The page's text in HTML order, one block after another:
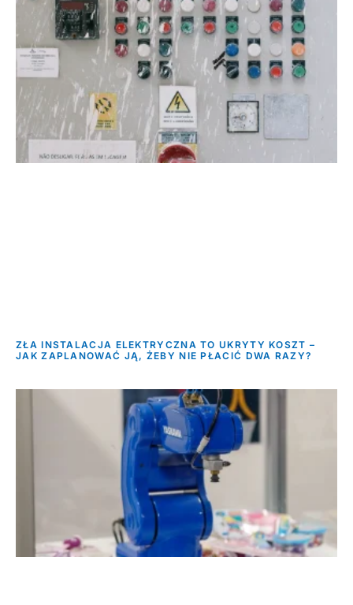
ZŁA INSTALACJA ELEKTRYCZNA TO UKRYTY KOSZT –
JAK ZAPLANOWAĆ JĄ, ŻEBY NIE PŁACIĆ DWA RAZY?